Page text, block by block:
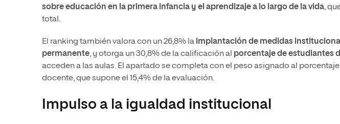
sobre educación en la primera infancia y el aprendizaje a lo largo de la vida,
total.
El ranking también valora con un 26,8% la implantación de medidas
permanente, y otorga un 30,8% de la calificación al porcentaje de estudiantes
acceden a las aulas. El apartado se completa con el peso asignado al
docente, que supone el 15,4% de la evaluación.
Impulso a la igualdad institucional